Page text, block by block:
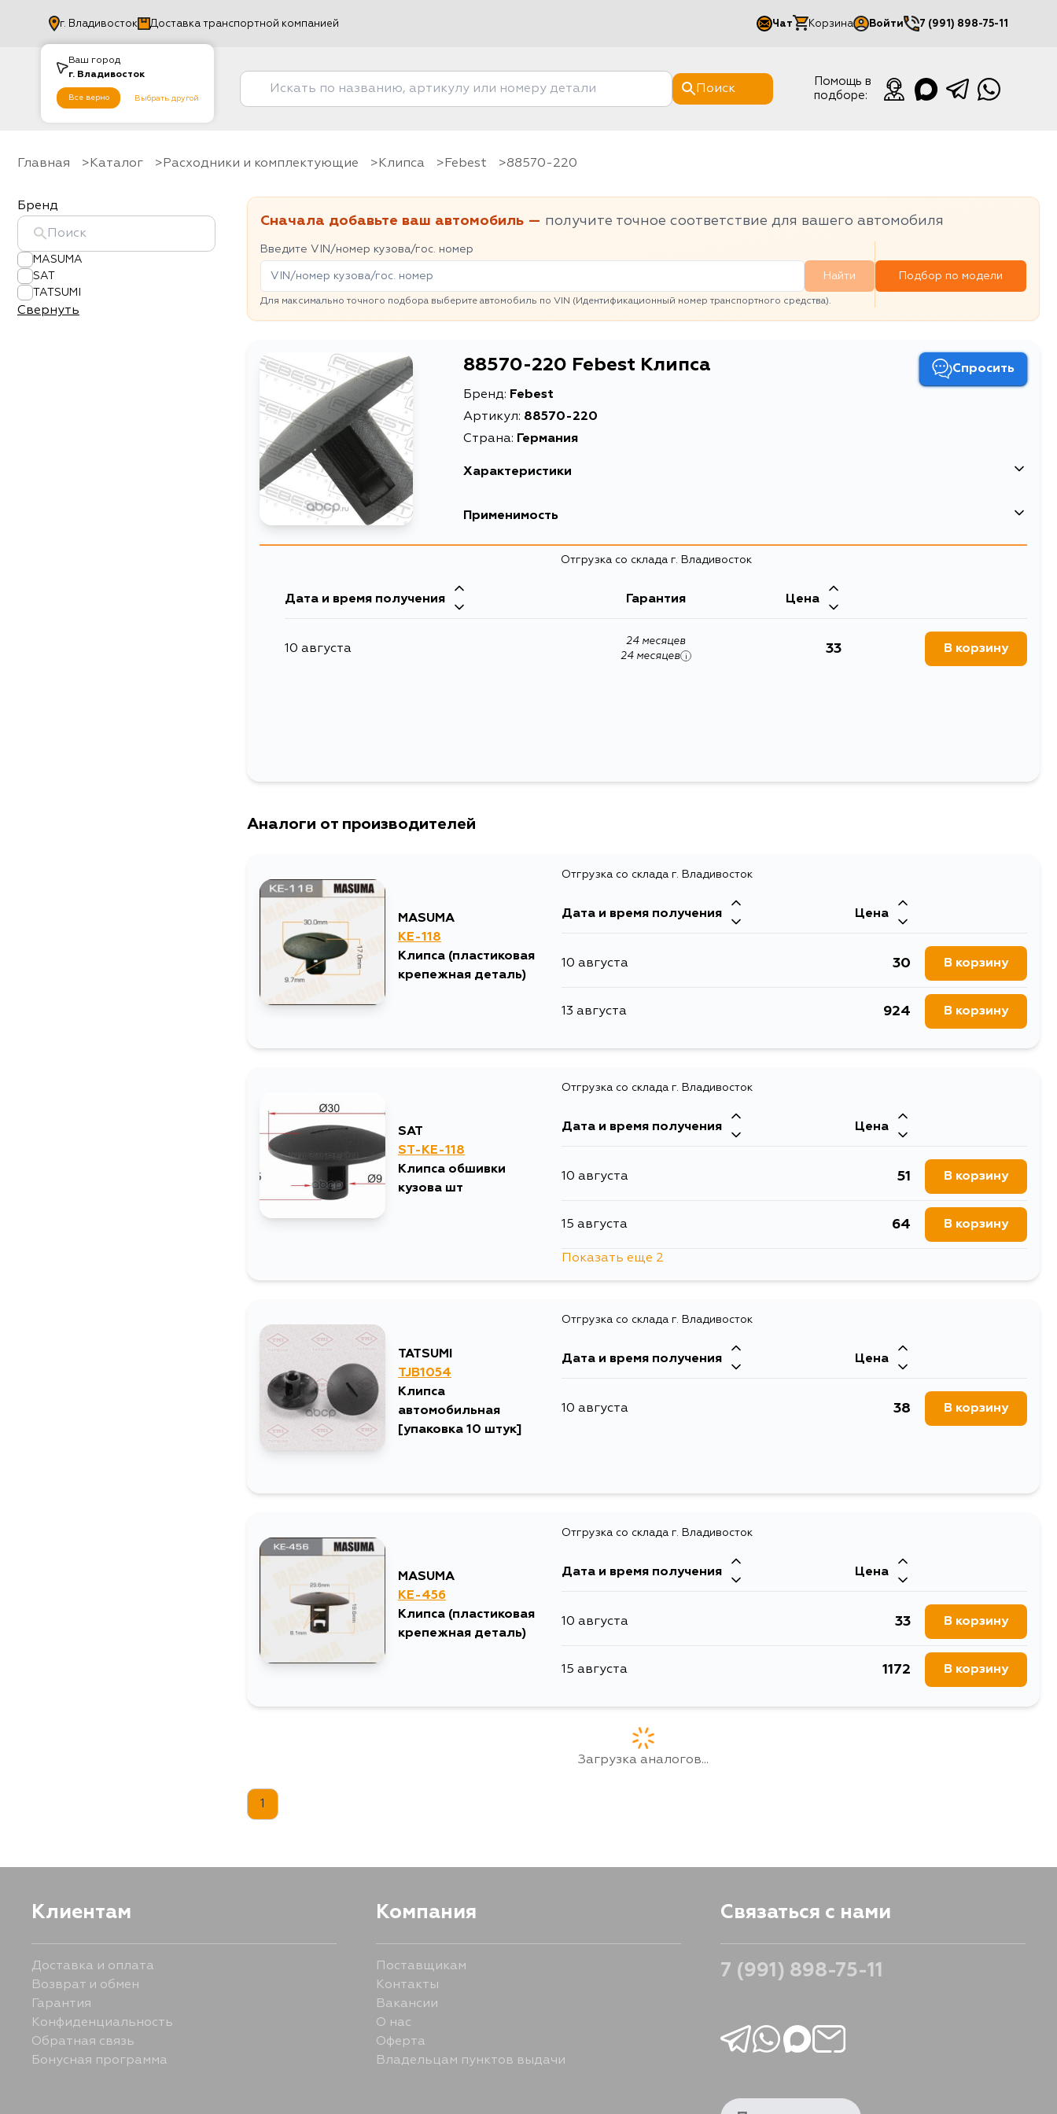
Ваш город
г. Владивосток
Все верно Выбрать другой
г. Владивосток Доставка транспортной компанией Чат Корзина Войти
Мой кабинет
7 (991) 898-75-11
Поиск
Помощь в
подборе:
Главная Каталог Расходники и комплектующие клипса Febest 88570-220
Бренд
MASUMA
SAT
TATSUMI
Свернуть
Сначала добавьте ваш автомобиль — получите точное соответствие для вашего автомобиля
Введите VIN/номер кузова/гос. номер
Найти
Для максимально точного подбора выберите автомобиль по VIN (Идентификационный номер транспортного средства).
Подбор по модели
88570-220 Febest Клипса Спросить
Бренд: Febest
Артикул: 88570-220
Страна: Германия
Характеристики
EAN-13
0.00165
Применимость
Отгрузка со склада г. Владивосток
Дата и время получения Гарантия Цена
10 августа
24 месяцев
24 месяцев
i
33 В корзину
Аналоги от производителей
MASUMA
KE-118
Клипса (пластиковая
крепежная деталь)
Отгрузка со склада г. Владивосток
Дата и время получения Цена
10 августа 30 В корзину
13 августа 924 В корзину
SAT
ST-KE-118
Клипса обшивки
кузова шт
Отгрузка со склада г. Владивосток
Дата и время получения Цена
10 августа 51 В корзину
15 августа 64 В корзину
21 августа
Показать еще 2
TATSUMI
TJB1054
Клипса
автомобильная
[упаковка 10 штук]
Отгрузка со склада г. Владивосток
Дата и время получения Цена
10 августа 38 В корзину
MASUMA
KE-456
Клипса (пластиковая
крепежная деталь)
Отгрузка со склада г. Владивосток
Дата и время получения Цена
10 августа 33 В корзину
15 августа 1172 В корзину
Загрузка аналогов...
1
Клиентам
Доставка и оплата
Возврат и обмен
Гарантия
Конфиденциальность
Обратная связь
Бонусная программа
Компания
Поставщикам
Контакты
Вакансии
О нас
Оферта
Владельцам пунктов выдачи
Связаться с нами
7 (991) 898-75-11